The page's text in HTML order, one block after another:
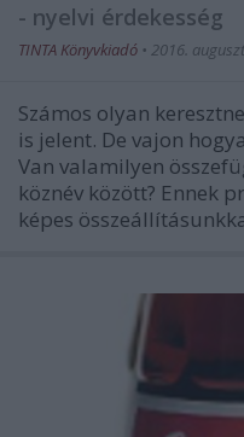
- nyelvi érdekesség
TINTA Könyvkiadó • 2016.
Számos olyan
is jelent. De vajon
Van valamilyen
köznév között? Ennek
képes